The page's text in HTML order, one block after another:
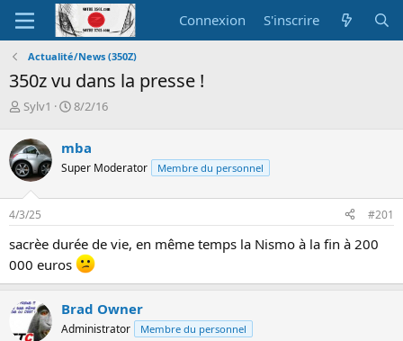
Connexion S'inscrire
Actualité/News (350Z)
350z vu dans la presse !
A
t
e
u
r
d
e
a
d
i
s
c
u
Sylv1
D
e
d
d
b
u
t
8/2/16
mba
Super Moderator Membre du personnel
4/3/25 #201
sacrèe durée de vie, en même temps la Nismo à la fin à 200
000 euros
Brad Owner
Administrator Membre du personnel